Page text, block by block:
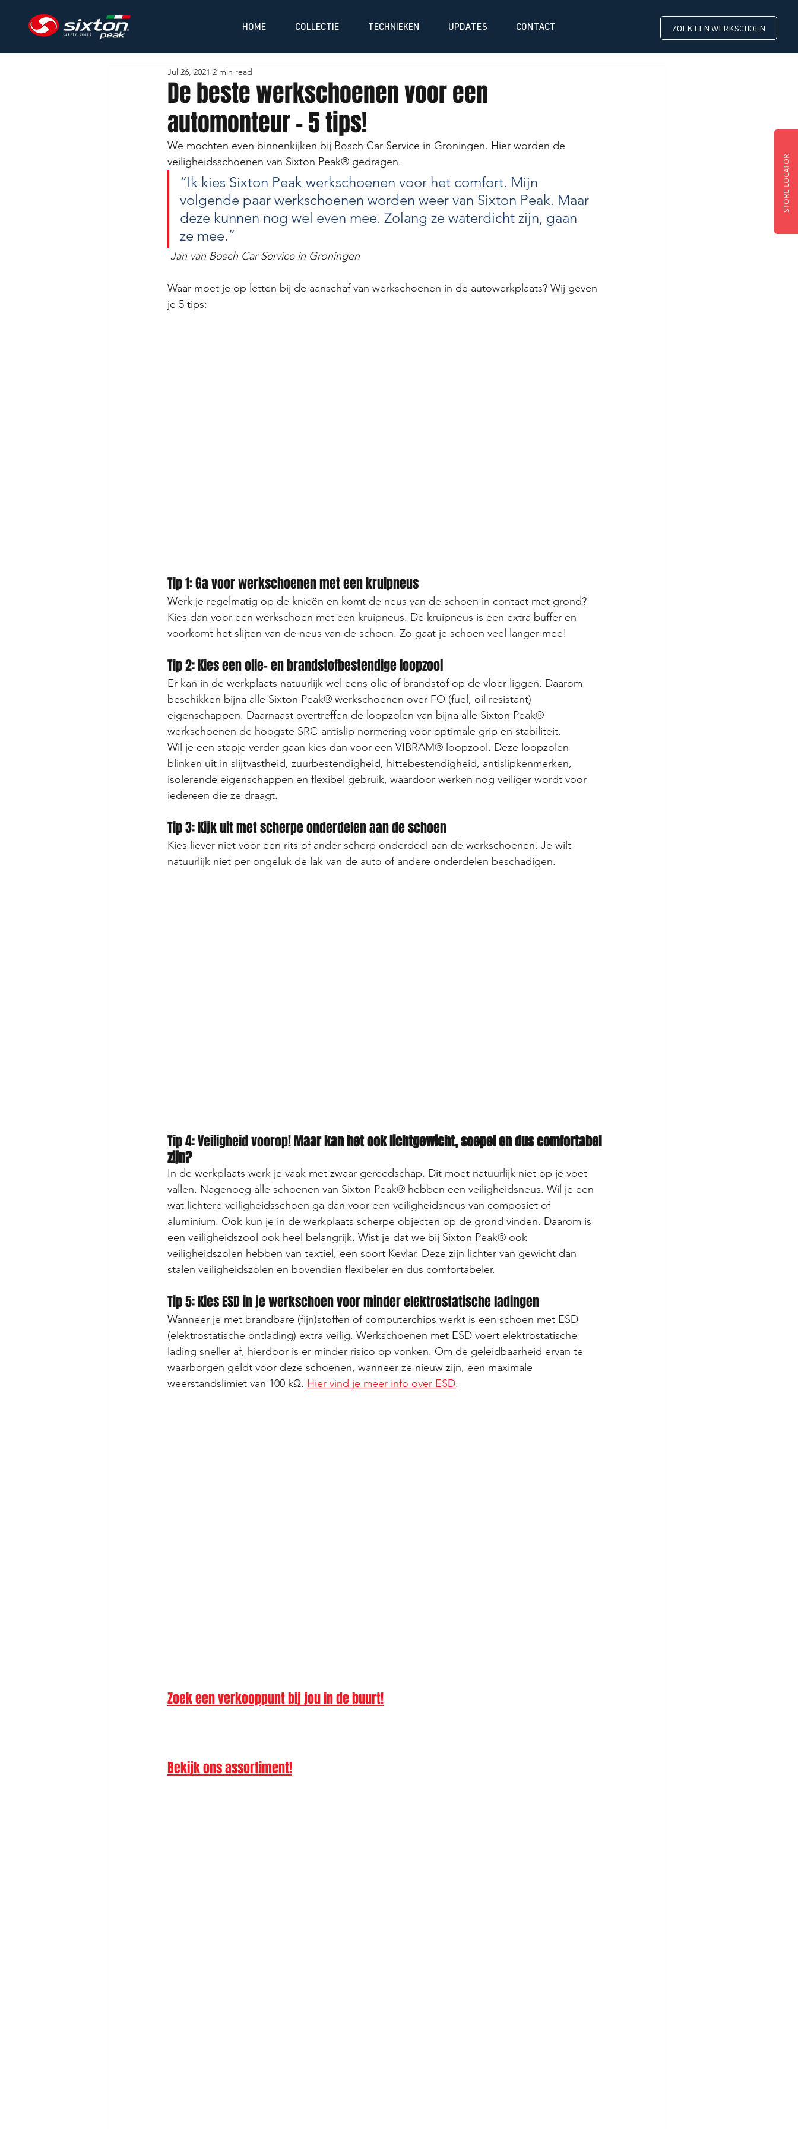
STORE LOCATOR
HOME COLLECTIE TECHNIEKEN UPDATES CONTACT ZOEK EEN WERKSCHOEN
De beste werkschoenen voor een
automonteur - 5 tips!
Jul 26, 2021 2 min read
We mochten even binnenkijken bij Bosch Car Service in Groningen. Hier worden de
veiligheidsschoenen van Sixton Peak® gedragen.
“Ik kies Sixton Peak werkschoenen voor het comfort. Mijn
volgende paar werkschoenen worden weer van Sixton Peak. Maar
deze kunnen nog wel even mee. Zolang ze waterdicht zijn, gaan
ze mee.”
Jan van Bosch Car Service in Groningen
Waar moet je op letten bij de aanschaf van werkschoenen in de autowerkplaats? Wij geven
je 5 tips:
Tip 1: Ga voor werkschoenen met een kruipneus
Werk je regelmatig op de knieën en komt de neus van de schoen in contact met grond?
Kies dan voor een werkschoen met een kruipneus. De kruipneus is een extra buffer en
voorkomt het slijten van de neus van de schoen. Zo gaat je schoen veel langer mee!
Tip 2: Kies een olie- en brandstofbestendige loopzool
Er kan in de werkplaats natuurlijk wel eens olie of brandstof op de vloer liggen. Daarom
beschikken bijna alle Sixton Peak® werkschoenen over FO (fuel, oil resistant)
eigenschappen. Daarnaast overtreffen de loopzolen van bijna alle Sixton Peak®
werkschoenen de hoogste SRC-antislip normering voor optimale grip en stabiliteit.
Wil je een stapje verder gaan kies dan voor een VIBRAM® loopzool. Deze loopzolen
blinken uit in slijtvastheid, zuurbestendigheid, hittebestendigheid, antislipkenmerken,
isolerende eigenschappen en flexibel gebruik, waardoor werken nog veiliger wordt voor
iedereen die ze draagt.
Tip 3: Kijk uit met scherpe onderdelen aan de schoen
Kies liever niet voor een rits of ander scherp onderdeel aan de werkschoenen. Je wilt
natuurlijk niet per ongeluk de lak van de auto of andere onderdelen beschadigen.
Tip 4: Veiligheid voorop! Maar kan het ook lichtgewicht, soepel en dus comfortabel
zijn?
In de werkplaats werk je vaak met zwaar gereedschap. Dit moet natuurlijk niet op je voet
vallen. Nagenoeg alle schoenen van Sixton Peak® hebben een veiligheidsneus. Wil je een
wat lichtere veiligheidsschoen ga dan voor een veiligheidsneus van composiet of
aluminium. Ook kun je in de werkplaats scherpe objecten op de grond vinden. Daarom is
een veiligheidszool ook heel belangrijk. Wist je dat we bij Sixton Peak® ook
veiligheidszolen hebben van textiel, een soort Kevlar. Deze zijn lichter van gewicht dan
stalen veiligheidszolen en bovendien flexibeler en dus comfortabeler.
Tip 5: Kies ESD in je werkschoen voor minder elektrostatische ladingen
Wanneer je met brandbare (fijn)stoffen of computerchips werkt is een schoen met ESD
(elektrostatische ontlading) extra veilig. Werkschoenen met ESD voert elektrostatische
lading sneller af, hierdoor is er minder risico op vonken. Om de geleidbaarheid ervan te
waarborgen geldt voor deze schoenen, wanneer ze nieuw zijn, een maximale
weerstandslimiet van 100 kΩ. Hier vind je meer info over ESD.
Zoek een verkooppunt bij jou in de buurt!
Bekijk ons assortiment!